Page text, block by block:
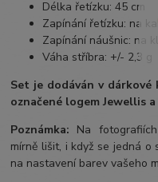
Délka řetízku: 45 cm
Zapínání řetízku: na
Zapínání náušnic: na
Váha stříbra: +/- 2,3 g
Set je dodáván v dárkové
označené logem Jewellis
Poznámka: Na
mírně lišit, i když se jedná
na nastavení barev vašeho